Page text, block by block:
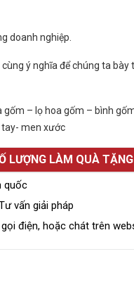
doanh nghiệp.
ý nghĩa để chúng ta bày
gốm – lọ hoa gốm – bình
tay- men xước
LƯỢNG LÀM QUÀ
quốc
vấn giải pháp
điện, hoặc chát trên